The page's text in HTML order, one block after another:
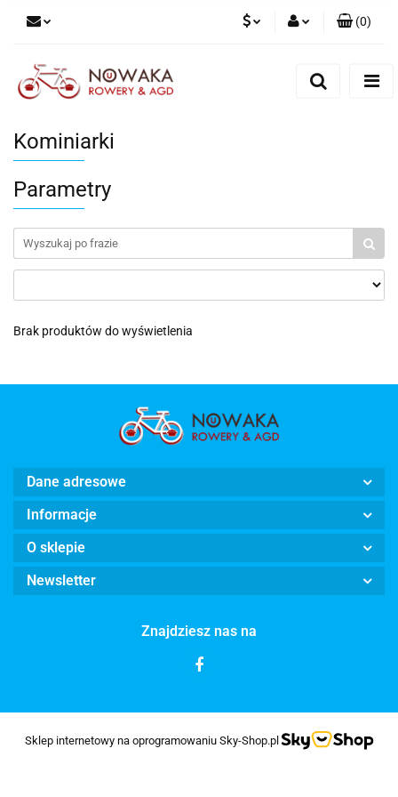
(0)
Kominiarki
Parametry
Brak produktów do wyświetlenia
Dane adresowe
Informacje
O sklepie
Newsletter
Znajdziesz nas na
Sklep internetowy na oprogramowaniu Sky-Shop.pl